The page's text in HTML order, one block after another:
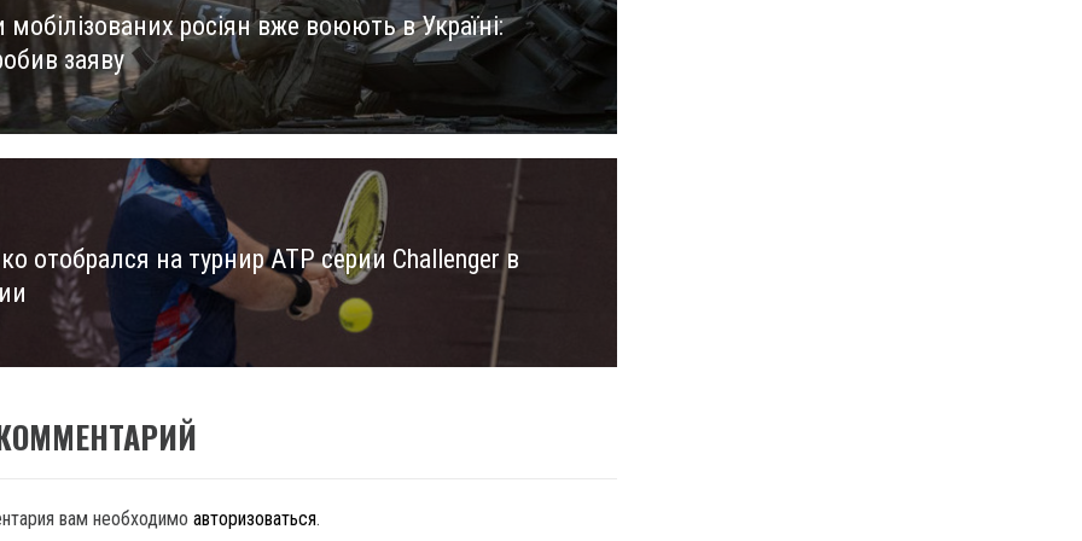
мобілізованих росіян вже воюють в Україні:
заяву
отобрался на турнир ATP серии Challenger в
вам необходимо авторизоваться.